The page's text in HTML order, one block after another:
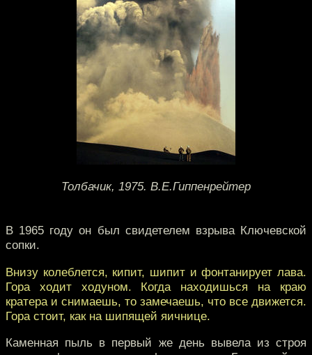
Толбачик, 1975. В.Е.Гиппенрейтер
В 1965 году он был свидетелем взрыва Ключевской
сопки.
Внизу колеблется, кипит, шипит и фонтанирует лава.
Гора ходит ходуном. Когда находишься на краю
кратера и снимаешь, то замечаешь, что все движется.
Гора стоит, как на шипящей яичнице.
Каменная пыль в первый же день вывела из строя